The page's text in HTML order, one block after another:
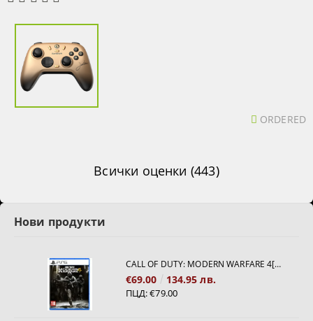
ORDERED
Всички оценки (443)
Нови продукти
CALL OF DUTY: MODERN WARFARE 4[PS5]
€69.00 134.95 лв.
ПЦД:€79.00